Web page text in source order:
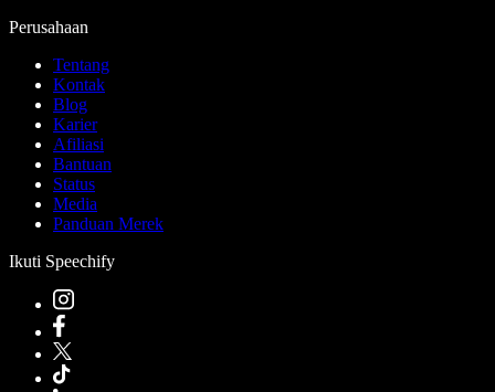
Perusahaan
Tentang
Kontak
Blog
Karier
Afiliasi
Bantuan
Status
Media
Panduan Merek
Ikuti Speechify